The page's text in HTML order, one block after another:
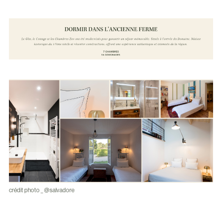
crédit photo _ @salvadore